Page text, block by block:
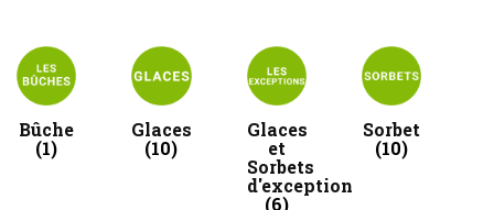
Bûche
(1)
Glaces
(10)
Glaces
et
Sorbets
d'exception
(6)
Sorbet
(10)